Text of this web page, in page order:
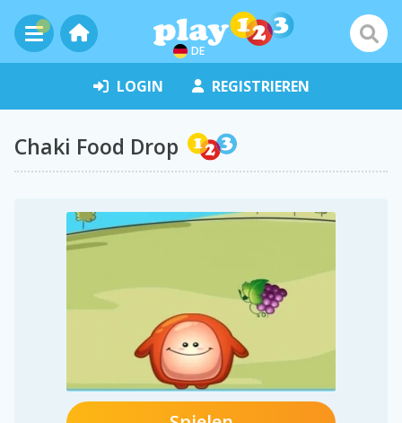
DE
LOGIN REGISTRIEREN
Chaki Food Drop